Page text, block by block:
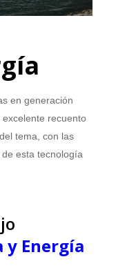
en generación
recuento
tema, con las
esta tecnología
y Energía